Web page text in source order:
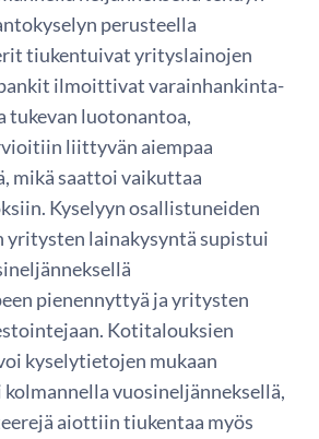
perusteella
tiukentuivat yrityslainojen
ilmoittivat varainhankinta-
tukevan luotonantoa,
liittyvän aiempaa
mikä saattoi vaikuttaa
Kyselyyn osallistuneiden
yritysten lainakysyntä supistui
pienennyttyä ja yritysten
Kotitalouksien
kyselytietojen mukaan
vuosineljänneksellä,
aiottiin tiukentaa myös